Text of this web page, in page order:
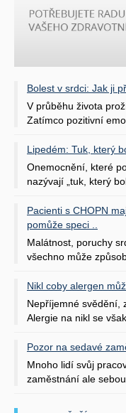
Bolest v srdci: Jak ji
V průběhu života
Zatímco pozitivní
Lipedém: Tuk, který
Onemocnění, které
nazývají „tuk, který
Pacienti s CHOPN
pomůže speci ..
Malátnost, poruchy
všechno může
Nikl coby alergen
Nepříjemné svědění,
Alergie na nikl se
Pozor na sedavé
Mnoho lidí svůj
zaměstnání ale